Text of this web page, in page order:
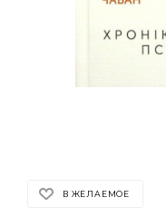
В ЖЕЛАЕМОЕ